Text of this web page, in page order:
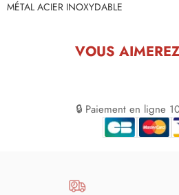
MÉTAL ACIER INOXYDABLE
VOUS AIMEREZ
🔒 Paiement en ligne